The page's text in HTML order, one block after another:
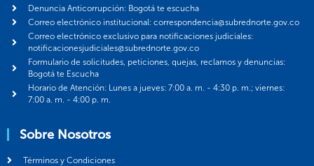
Denuncia Anticorrupción: Bogotá te escucha
Correo electrónico institucional: correspondencia@subrednorte.gov.co
Correo electrónico exclusivo para notificaciones judiciales:
notificacionesjudiciales@subrednorte.gov.co
Formulario de solicitudes, peticiones, quejas, reclamos y denuncias:
Bogotá te Escucha
Horario de Atención: Lunes a jueves: 7:00 a. m. - 4:30 p. m.; viernes:
7:00 a. m. - 4:00 p. m.
Sobre Nosotros
Términos y Condiciones